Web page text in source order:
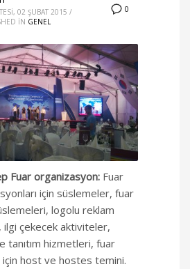
0
02 ŞUBAT 2015 /
IN GENEL
Fuar organizasyon: Fuar
için süslemeler, fuar
logolu reklam
ilgi çekecek aktiviteler,
tanıtım hizmetleri, fuar
için host ve hostes temini.